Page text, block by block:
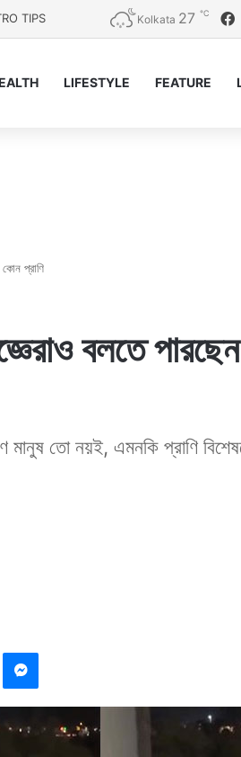
TIPS Kolkata 27 ℃
LIFESTYLE FEATURE
প্রাণি
বলতে
মানুষ তো নয়ই, এমনকি প্রাণি